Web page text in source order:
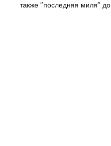
также "последняя миля"